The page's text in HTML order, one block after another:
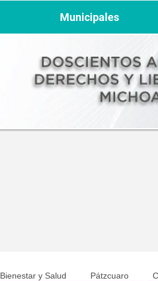
Bienestar y Salud Pátzcuaro
Municipales